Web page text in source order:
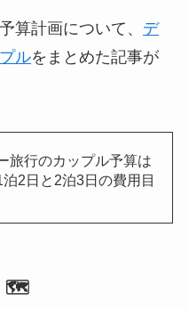
算計画について、 デ
ルをまとめた記事が
旅行のカップル予算は
2日と2泊3日の費用目
🗺️